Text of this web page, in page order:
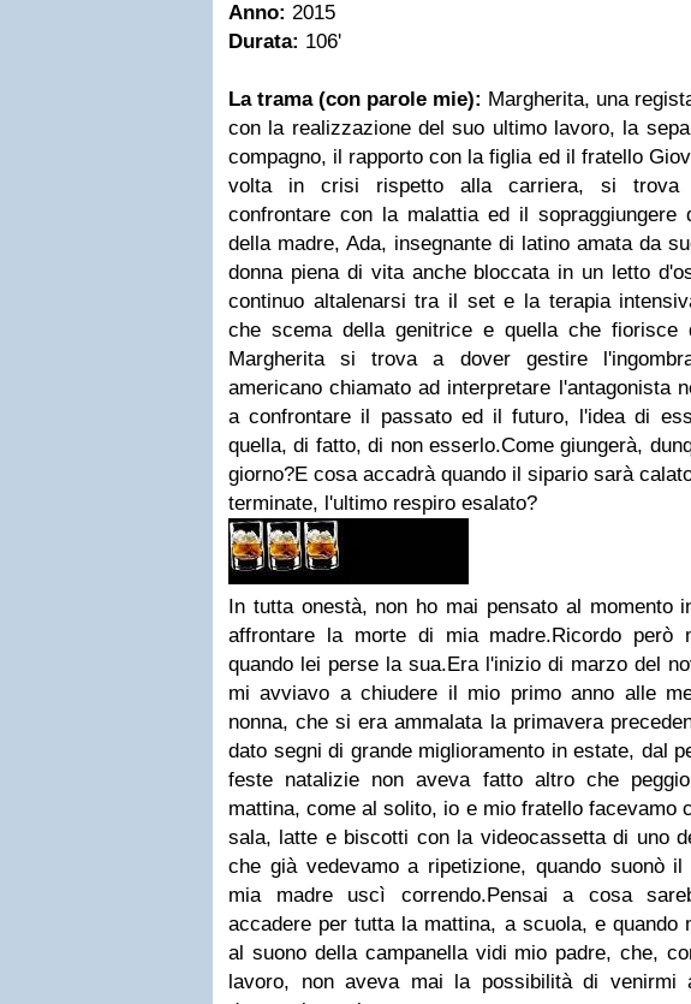
Anno: 2015
Durata: 106'
La trama (con parole mie): Margherita, una
con la realizzazione del suo ultimo lavoro, la
compagno, il rapporto con la figlia ed il fratello
volta in crisi rispetto alla carriera, si trova
confrontare con la malattia ed il sopraggiungere
della madre, Ada, insegnante di latino amata da
donna piena di vita anche bloccata in un letto
continuo altalenarsi tra il set e la terapia
che scema della genitrice e quella che fiorisce
Margherita si trova a dover gestire
americano chiamato ad interpretare l'antagonista
a confrontare il passato ed il futuro, l'idea di
quella, di fatto, di non esserlo.Come giungerà,
giorno?E cosa accadrà quando il sipario sarà
terminate, l'ultimo respiro esalato?
In tutta onestà, non ho mai pensato al momento
affrontare la morte di mia madre.Ricordo però
quando lei perse la sua.Era l'inizio di marzo del
mi avviavo a chiudere il mio primo anno alle
nonna, che si era ammalata la primavera
dato segni di grande miglioramento in estate, dal
feste natalizie non aveva fatto altro che
mattina, come al solito, io e mio fratello facevamo
sala, latte e biscotti con la videocassetta di uno
che già vedevamo a ripetizione, quando suonò il
mia madre uscì correndo.Pensai a cosa
accadere per tutta la mattina, a scuola, e quando
al suono della campanella vidi mio padre, che,
lavoro, non aveva mai la possibilità di venirmi